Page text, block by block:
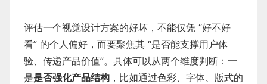
评估一个视觉设计方案的好坏，不能仅凭 “好不好
看” 的个人偏好，而要聚焦其 “是否能支撑用户体
验、传递产品价值”。具体可以从两个维度判断：一
是是否强化产品结构 ，比如通过色彩、字体、版式的